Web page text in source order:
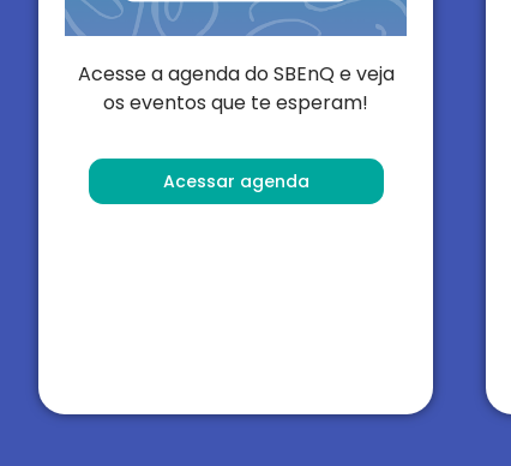
Acesse a agenda do SBEnQ e veja
os eventos que te esperam!
Acessar agenda